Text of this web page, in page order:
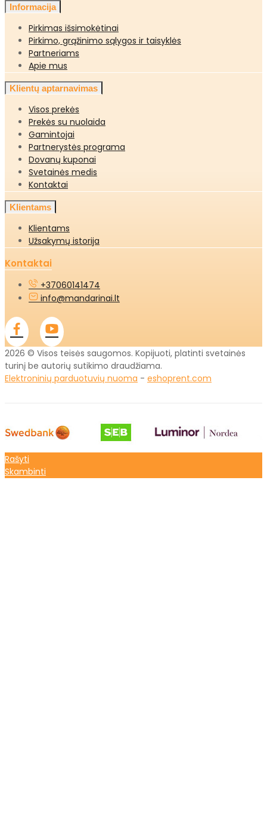
Informacija
Pirkimas išsimokėtinai
Pirkimo, grąžinimo sąlygos ir taisyklės
Partneriams
Apie mus
Klientų aptarnavimas
Visos prekės
Prekės su nuolaida
Gamintojai
Partnerystės programa
Dovanų kuponai
Svetainės medis
Kontaktai
Klientams
Klientams
Užsakymų istorija
Kontaktai
+37060141474
info@mandarinai.lt
2026 © Visos teisės saugomos. Kopijuoti, platinti svetainės
turinį be autorių sutikimo draudžiama.
Elektroninių parduotuvių nuoma - eshoprent.com
Rašyti
Skambinti